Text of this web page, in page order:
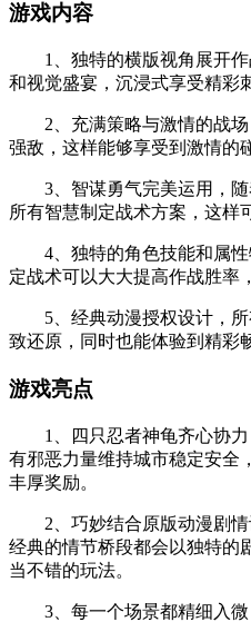
游戏内容
1、独特的横版视角展开作
和视觉盛宴，沉浸式享受精彩
2、充满策略与激情的战场
强敌，这样能够享受到激情的
3、智谋勇气完美运用，随
所有智慧制定战术方案，这样
4、独特的角色技能和属性
定战术可以大大提高作战胜率
5、经典动漫授权设计，所
致还原，同时也能体验到精彩
游戏亮点
1、四只忍者神龟齐心协力
有邪恶力量维持城市稳定安全
丰厚奖励。
2、巧妙结合原版动漫剧情
经典的情节桥段都会以独特的
当不错的玩法。
3、每一个场景都精细入微